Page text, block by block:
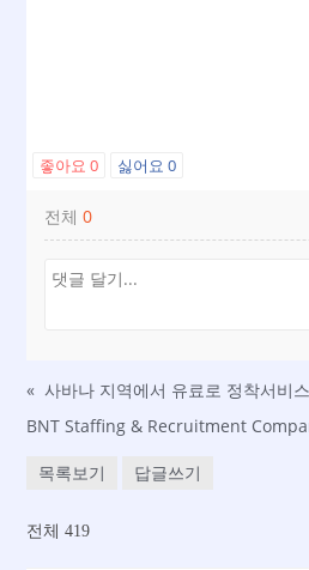
좋아요0 싫어요0
전체0
«
BNT Staffing & Recruitment
목록보기 답글쓰기
전체 419